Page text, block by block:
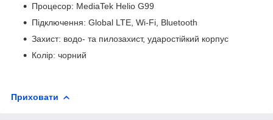
Процесор: MediaTek Helio G99
Підключення: Global LTE, Wi-Fi, Bluetooth
Захист: водо- та пилозахист, ударостійкий корпус
Колір: чорний
Приховати